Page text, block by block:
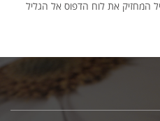
המחזיק את לוח הדפוס אל הגליל